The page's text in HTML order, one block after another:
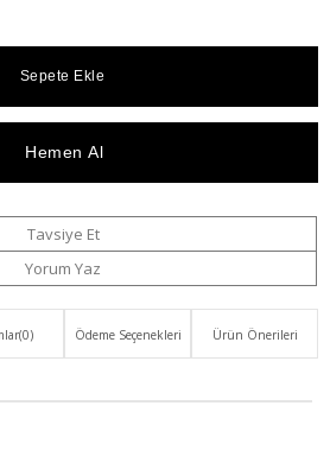
Tavsiye Et
Yorum Yaz
(0) Ödeme Seçenekleri Ürün Önerileri